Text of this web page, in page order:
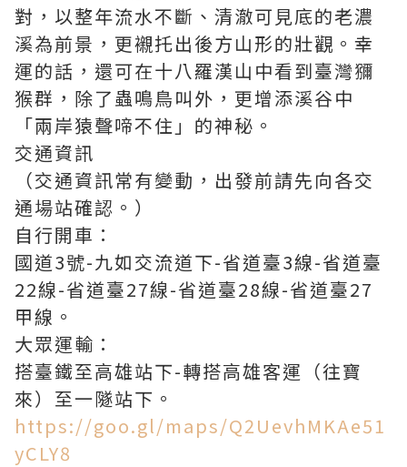
對，以整年流水不斷、清澈可見底的老濃
溪為前景，更襯托出後方山形的壯觀。幸
運的話，還可在十八羅漢山中看到臺灣獼
猴群，除了蟲鳴鳥叫外，更增添溪谷中
「兩岸猿聲啼不住」的神秘。
交通資訊
（交通資訊常有變動，出發前請先向各交
通場站確認。）
自行開車：
國道3號-九如交流道下-省道臺3線-省道臺
22線-省道臺27線-省道臺28線-省道臺27
甲線。
大眾運輸：
搭臺鐵至高雄站下-轉搭高雄客運（往寶
來）至一隧站下。
https://goo.gl/maps/Q2UevhMKAe51
yCLY8